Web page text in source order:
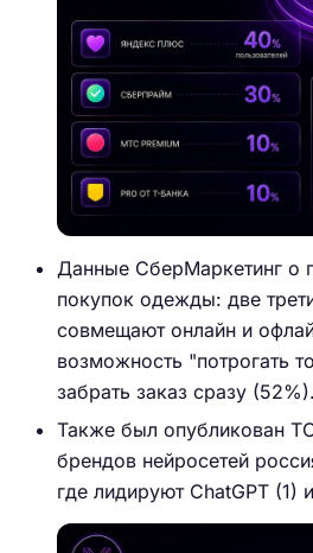
Данные СберМаркетинг о
покупок одежды: две
совмещают онлайн и
возможность "потрогать
забрать заказ сразу (52%).
Также был опубликован
брендов нейросетей
где лидируют ChatGPT (1)